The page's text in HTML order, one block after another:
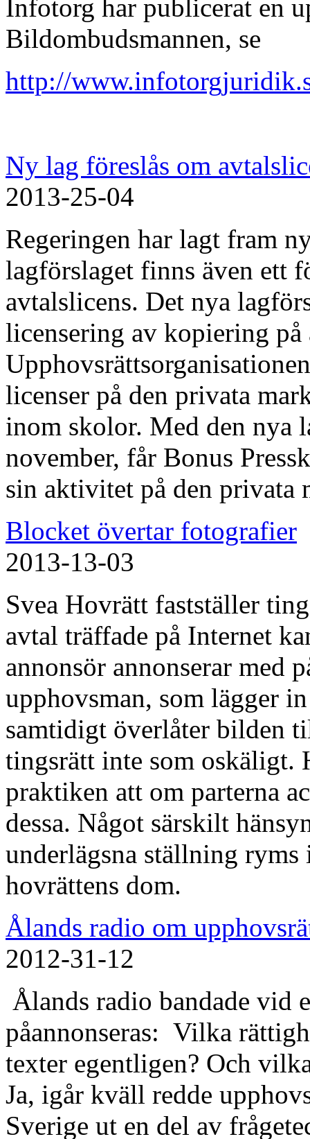
Infotorg har publicerat en
Bildombudsmannen, se
http://
Ny lag föreslås om
2013-25-04
Regeringen har lagt fram
lagförslaget finns även ett
avtalslicens. Det nya
licensering av kopiering på
licenser på den privata
inom skolor. Med den nya
november, får Bonus
sin aktivitet på den privata
Blocket övertar fotografier
2013-13-03
Svea Hovrätt fastställer
avtal träffade på Internet
annonsör annonserar med
upphovsman, som lägger
samtidigt överlåter bilden
tingsrätt inte som oskäligt.
praktiken att om parterna
dessa. Något särskilt
underlägsna ställning
hovrättens dom.
Ålands radio om
2012-31-12
Ålands radio bandade vid
påannonseras: Vilka
texter egentligen? Och
Ja, igår kväll redde
Sverige ut en del av